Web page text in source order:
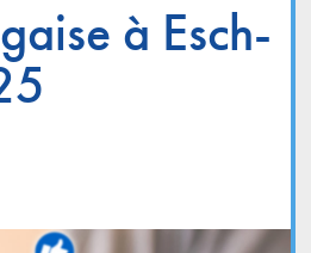
à Esch-